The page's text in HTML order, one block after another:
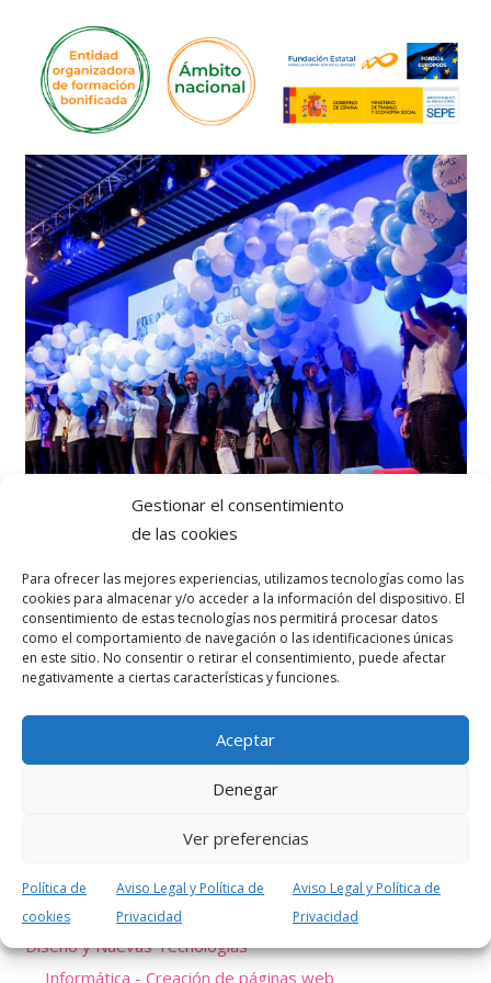
Gestionar el consentimiento
de las cookies
Para ofrecer las mejores experiencias, utilizamos tecnologías como las
cookies para almacenar y/o acceder a la información del dispositivo. El
consentimiento de estas tecnologías nos permitirá procesar datos
como el comportamiento de navegación o las identificaciones únicas
en este sitio. No consentir o retirar el consentimiento, puede afectar
negativamente a ciertas características y funciones.
Aceptar
Denegar
Ver preferencias
Política de
cookies
Aviso Legal y Política de
Privacidad
Aviso Legal y Política de
Privacidad
ABIERTO
Blog
Comercial y Marketing
Contabilidad y Finanzas
Diseño y Nuevas Tecnologías
Informática - Creación de páginas web